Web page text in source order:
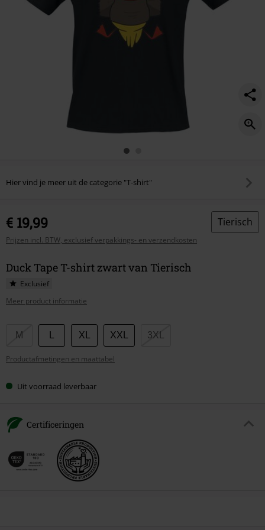
Hier vind je meer uit de categorie "T-shirt"
€ 19,99
Prijzen incl. BTW, exclusief verpakkings- en verzendkosten
Tierisch
Duck Tape T-shirt zwart van Tierisch
Exclusief
Meer product informatie
Kies
maat
M XL XXL 3XL
Productafmetingen en maattabel
Uit voorraad leverbaar
Certificeringen